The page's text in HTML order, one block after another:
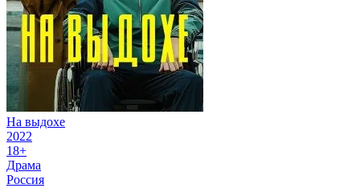
На выдохе
2022
18+
Драма
Россия